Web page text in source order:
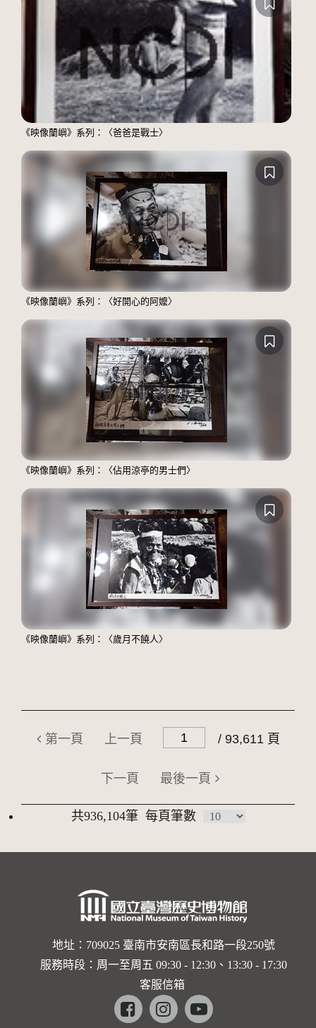
《映像蘭嶼》系列：〈爸爸是戰士〉
《映像蘭嶼》系列：〈好開心的阿嬤〉
《映像蘭嶼》系列：〈佔用涼亭的男士們〉
《映像蘭嶼》系列：〈歲月不饒人〉
第一頁 上一頁 / 93,611 頁
下一頁 最後一頁
共936,104筆 每頁筆數
地址：709025 臺南市安南區長和路一段250號
服務時段：周一至周五 09:30 - 12:30、13:30 - 17:30
客服信箱
Facebookinstagramyoutube